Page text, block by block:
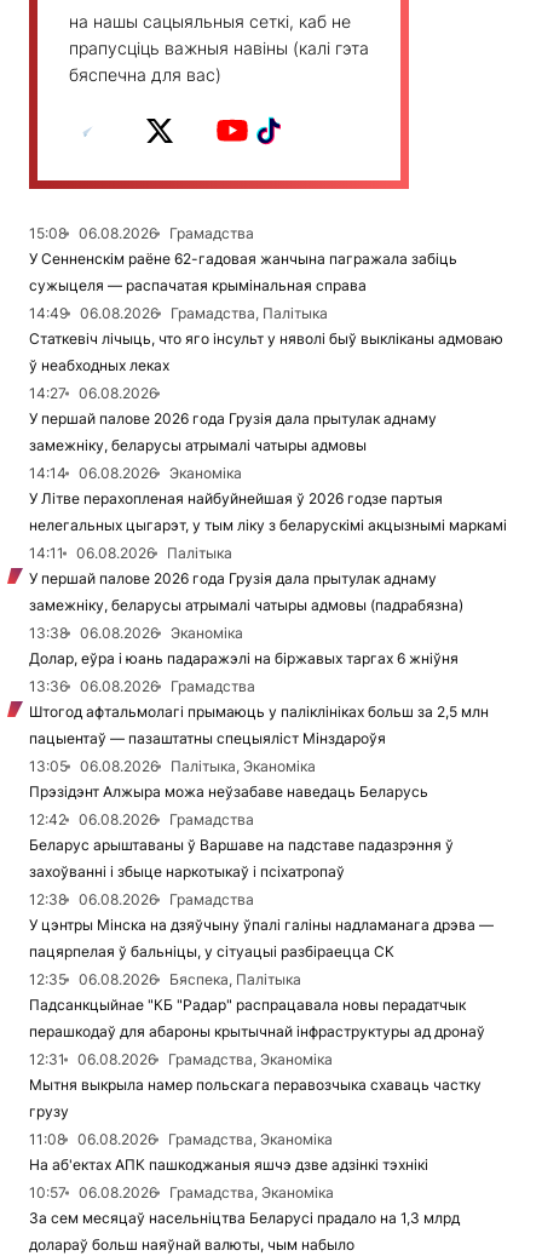
на нашы сацыяльныя сеткі, каб не
прапусціць важныя навіны (калі гэта
бяспечна для вас)
15:08 06.08.2026
Грамадства
У Сенненскім раёне 62-гадовая жанчына пагражала забіць
сужыцеля — распачатая крымінальная справа
14:49
06.08.2026
Грамадства, Палітыка
Статкевіч лічыць, что яго інсульт у няволі быў выкліканы адмоваю
ў неабходных леках
14:27
06.08.2026
У першай палове 2026 года Грузія дала прытулак аднаму
замежніку, беларусы атрымалі чатыры адмовы
14:14
06.08.2026
Эканоміка
У Літве перахопленая найбуйнейшая ў 2026 годзе партыя
нелегальных цыгарэт, у тым ліку з беларускімі акцызнымі маркамі
14:11
06.08.2026
Палітыка
У першай палове 2026 года Грузія дала прытулак аднаму
замежніку, беларусы атрымалі чатыры адмовы (падрабязна)
13:38
06.08.2026
Эканоміка
Долар, еўра і юань падаражэлі на біржавых таргах 6 жніўня
13:36
06.08.2026
Грамадства
Штогод афтальмолагі прымаюць у паліклініках больш за 2,5 млн
пацыентаў — пазаштатны спецыяліст Мінздароўя
13:05
06.08.2026
Палітыка, Эканоміка
Прэзідэнт Алжыра можа неўзабаве наведаць Беларусь
12:42
06.08.2026
Грамадства
Беларус арыштаваны ў Варшаве на падставе падазрэння ў
захоўванні і збыце наркотыкаў і псіхатропаў
12:38
06.08.2026
Грамадства
У цэнтры Мінска на дзяўчыну ўпалі галіны надламанага дрэва —
пацярпелая ў бальніцы, у сітуацыі разбіраецца СК
12:35
06.08.2026
Бяспека, Палітыка
Падсанкцыйнае "КБ "Радар" распрацавала новы перадатчык
перашкодаў для абароны крытычнай інфраструктуры ад дронаў
12:31
06.08.2026
Грамадства, Эканоміка
Мытня выкрыла намер польскага перавозчыка схаваць частку
грузу
11:08
06.08.2026
Грамадства, Эканоміка
На аб'ектах АПК пашкоджаныя яшчэ дзве адзінкі тэхнікі
10:57
06.08.2026
Грамадства, Эканоміка
За сем месяцаў насельніцтва Беларусі прадало на 1,3 млрд
долараў больш наяўнай валюты, чым набыло